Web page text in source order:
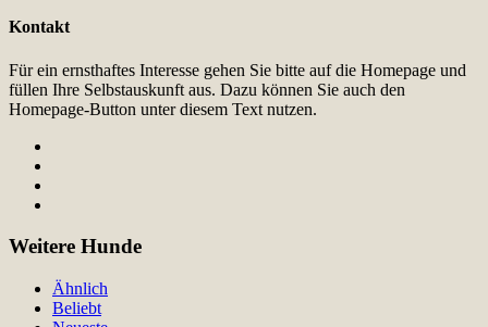
Kontakt
Für ein ernsthaftes Interesse gehen Sie bitte auf die Homepage und
füllen Ihre Selbstauskunft aus. Dazu können Sie auch den
Homepage-Button unter diesem Text nutzen.
Weitere Hunde
Ähnlich
Beliebt